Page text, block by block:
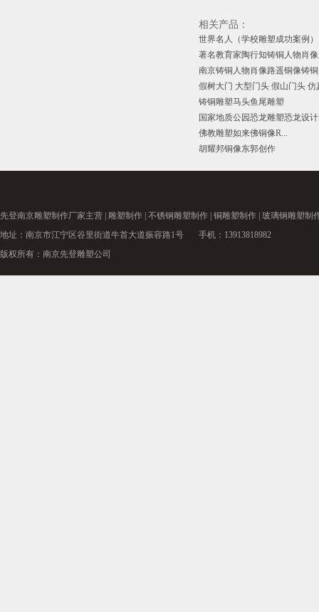
相关产品：
世界名人（学校雕塑成功案例）
著名教育家陶行知铸铜人物肖
南京铸铜人物肖像路遥铜像铸
假树大门 大型门头 假山门头 仿
铸铜雕塑马头鱼尾雕塑
国家地质公园恐龙雕塑恐龙设
佛教雕塑​如来佛铜像R...
胡耀邦铜像东郭创作
先登南京雕塑制作厂家主营 | 雕塑制作 不锈钢雕塑制作 铜雕塑制作 玻璃钢雕塑制
地址：南京市江宁区谷里街道牛首大道振容路1号 手机：13913818982
版权所有：南京先登雕塑公司